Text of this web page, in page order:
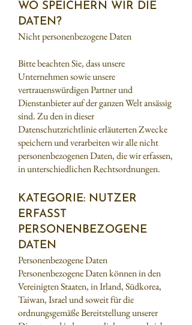
WO SPEICHERN WIR DIE
DATEN?
Nicht personenbezogene Daten
Bitte beachten Sie, dass unsere
Unternehmen sowie unsere
vertrauenswürdigen Partner und
Dienstanbieter auf der ganzen Welt ansässig
sind. Zu den in dieser
Datenschutzrichtlinie erläuterten Zwecke
speichern und verarbeiten wir alle nicht
personenbezogenen Daten, die wir erfassen,
in unterschiedlichen Rechtsordnungen.
KATEGORIE: NUTZER
ERFASST
PERSONENBEZOGENE
DATEN
Personenbezogene Daten
Personenbezogene Daten können in den
Vereinigten Staaten, in Irland, Südkorea,
Taiwan, Israel und soweit für die
ordnungsgemäße Bereitstellung unserer